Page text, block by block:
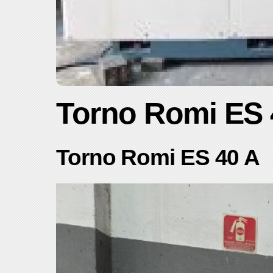
Torno Romi ES
Torno Romi ES 40 A